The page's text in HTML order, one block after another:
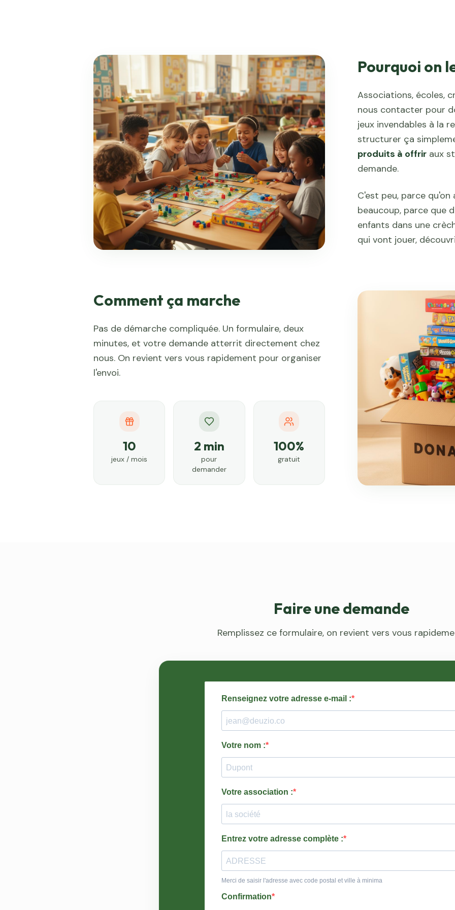
Pourquoi on
Associations, écoles,
nous contacter pour
jeux invendables à la
structurer ça
produits à offrir aux
demande.
C'est peu, parce
beaucoup, parce que
enfants dans une
qui vont jouer,
Comment ça marche
Pas de démarche compliquée. Un formulaire, deux
minutes, et votre demande atterrit directement chez
nous. On revient vers vous rapidement pour organiser
l'envoi.
10
jeux / mois
2 min
pour
demander
100%
gratuit
Faire une demande
Remplissez ce formulaire, on revient vers vous